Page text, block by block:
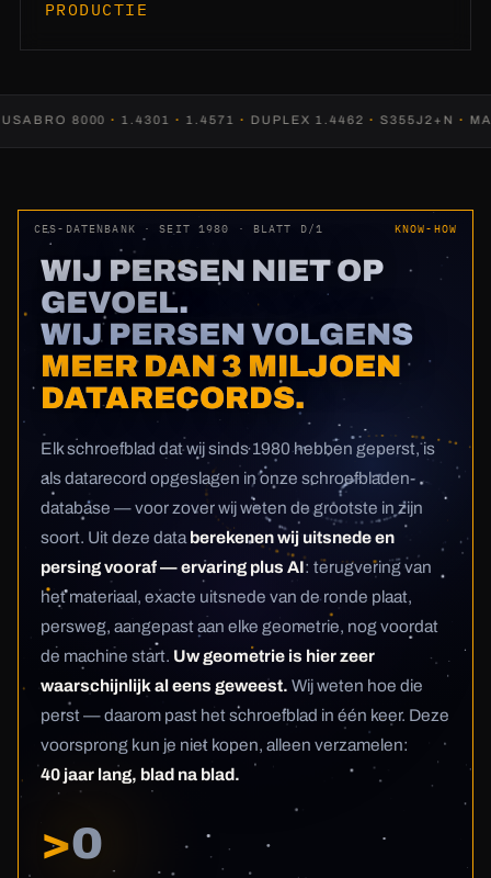
PRODUCTIE
8000·1.4301·1.4571·DUPLEX 1.4462·S355J2+N·
CES-DATENBANK · SEIT 1980 · BLATT D/1 KNOW-HOW
WIJ PERSEN NIET OP
GEVOEL.
WIJ PERSEN VOLGENS
MEER DAN 3 MILJOEN
DATARECORDS.
Elk schroefblad dat wij sinds 1980 hebben geperst, is
als datarecord opgeslagen in onze schroefbladen-
database — voor zover wij weten de grootste in zijn
soort. Uit deze data berekenen wij uitsnede en
persing vooraf — ervaring plus AI: terugvering van
het materiaal, exacte uitsnede van de ronde plaat,
persweg, aangepast aan elke geometrie, nog voordat
de machine start. Uw geometrie is hier zeer
waarschijnlijk al eens geweest. Wij weten hoe die
perst — daarom past het schroefblad in één keer. Deze
voorsprong kun je niet kopen, alleen verzamelen:
40 jaar lang, blad na blad.
>0